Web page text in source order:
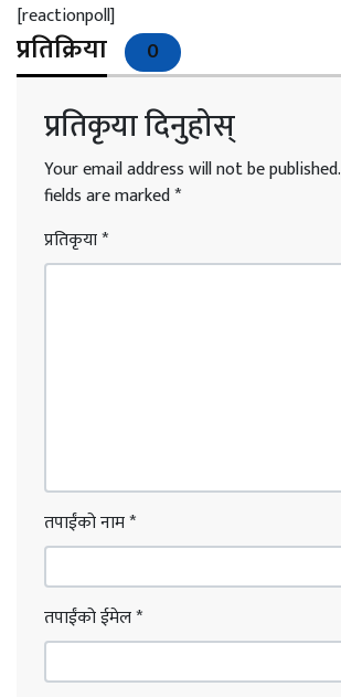
[reactionpoll]
प्रतिक्रिया 0
प्रतिकृया दिनुहोस्
Your email address will not be published.
fields are marked*
प्रतिकृया*
तपाईंको नाम*
तपाईंको ईमेल*